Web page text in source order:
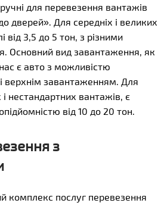
для перевезення вантажів
дверей». Для середніх і великих
від 3,5 до 5 тон, з різними
Основний вид завантаження, як
є авто з можливістю
верхнім завантаженням. Для
нестандартних вантажів, є
від 10 до 20 тон.
з
комплекс послуг перевезення